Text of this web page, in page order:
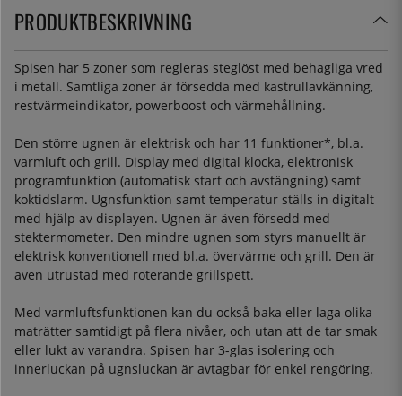
PRODUKTBESKRIVNING
Spisen har 5 zoner som regleras steglöst med behagliga vred
i metall. Samtliga zoner är försedda med kastrullavkänning,
restvärmeindikator, powerboost och värmehållning.
Den större ugnen är elektrisk och har 11 funktioner*, bl.a.
varmluft och grill. Display med digital klocka, elektronisk
programfunktion (automatisk start och avstängning) samt
koktidslarm. Ugnsfunktion samt temperatur ställs in digitalt
med hjälp av displayen. Ugnen är även försedd med
stektermometer. Den mindre ugnen som styrs manuellt är
elektrisk konventionell med bl.a. övervärme och grill. Den är
även utrustad med roterande grillspett.
Med varmluftsfunktionen kan du också baka eller laga olika
maträtter samtidigt på flera nivåer, och utan att de tar smak
eller lukt av varandra. Spisen har 3-glas isolering och
innerluckan på ugnsluckan är avtagbar för enkel rengöring.